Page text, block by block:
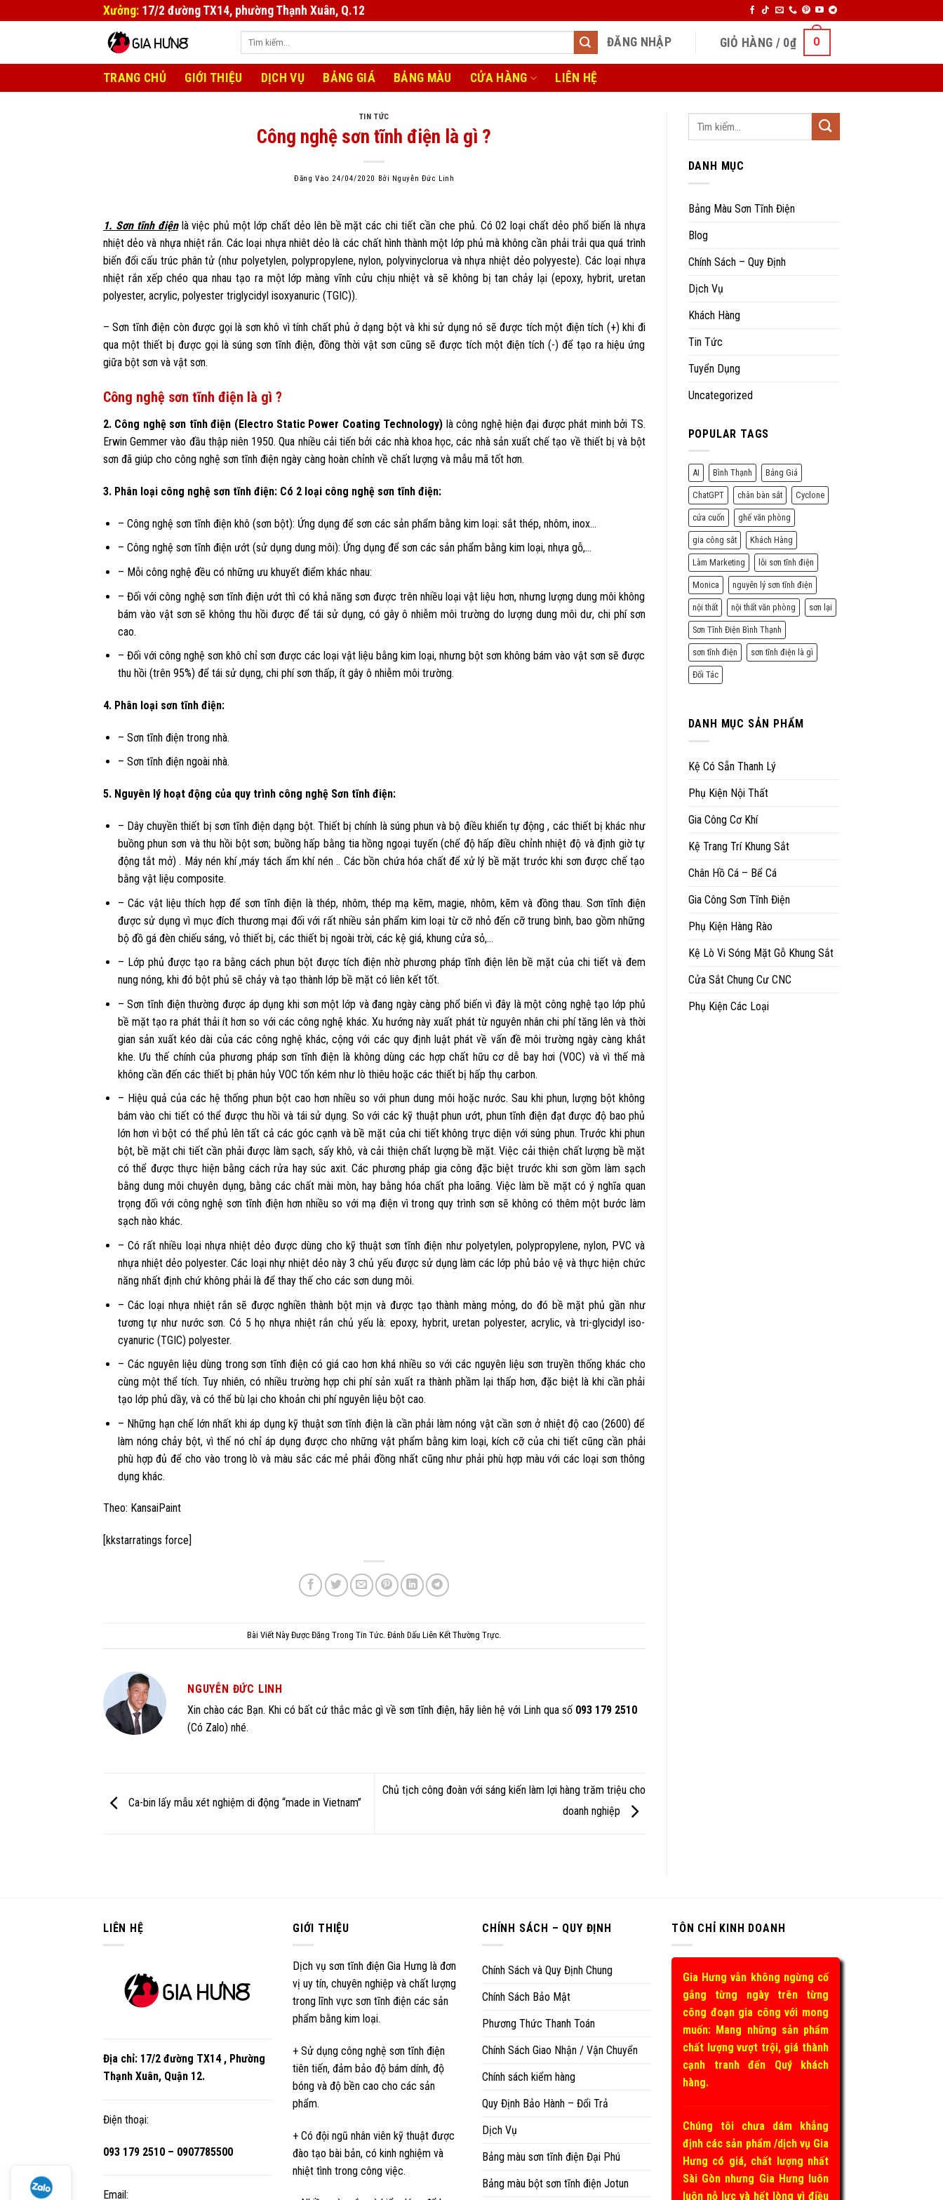
qua
dung
Xưởng: 17/2 đường TX14, phường Thạnh Xuân, Q.12
Tìm
ĐĂNG NHẬP GIỎ HÀNG / 0₫ 0
TRANG CHỦ GIỚI THIỆU DỊCH VỤ BẢNG GIÁ BẢNG MÀU CỬA HÀNG LIÊN HỆ
TIN TỨC
Công nghệ sơn tĩnh điện là gì ?
Đăng Vào 24/04/2020 Bởi Nguyễn Đức Linh
1. Sơn tĩnh điệnlà việc phủ một lớp chất dẻo lên bề mặt các chi tiết cần che phủ. Có 02 loại chất dẻo phổ biến là nhựa
nhiệt dẻo và nhựa nhiệt rắn. Các loại nhựa nhiêt dẻo là các chất hình thành một lớp phủ mà không cần phải trải qua quá trình
biến đổi cấu trúc phân tử (như polyetylen, polypropylene, nylon, polyvinyclorua và nhựa nhiệt dẻo polyyeste). Các loại nhựa
nhiệt rắn xếp chéo qua nhau tạo ra một lớp màng vĩnh cửu chịu nhiệt và sẽ không bị tan chảy lại (epoxy, hybrit, uretan
polyester, acrylic, polyester triglycidyl isoxyanuric (TGIC)).
– Sơn tĩnh điện còn được gọi là sơn khô vì tính chất phủ ở dạng bột và khi sử dụng nó sẽ được tích một điện tích (+) khi đi
qua một thiết bị được gọi là súng sơn tĩnh điện, đồng thời vật sơn cũng sẽ được tích một điện tích (-) để tạo ra hiệu ứng
giữa bột sơn và vật sơn.
Công nghệ sơn tĩnh điện là gì ?
2. Công nghệ sơn tĩnh điện (Electro Static Power Coating Technology) là công nghệ hiện đại được phát minh bởi TS.
Erwin Gemmer vào đầu thập niên 1950. Qua nhiều cải tiến bởi các nhà khoa học, các nhà sản xuất chế tạo về thiết bị và bột
sơn đã giúp cho công nghệ sơn tĩnh điện ngày càng hoàn chỉnh về chất lượng và mẫu mã tốt hơn.
3. Phân loại công nghệ sơn tĩnh điện: Có 2 loại công nghệ sơn tĩnh điện:
– Công nghệ sơn tĩnh điện khô (sơn bột): Ứng dụng để sơn các sản phẩm bằng kim loại: sắt thép, nhôm, inox…
– Công nghệ sơn tĩnh điện ướt (sử dụng dung môi): Ứng dụng để sơn các sản phẩm bằng kim loại, nhựa gỗ,…
– Mỗi công nghệ đều có những ưu khuyết điểm khác nhau:
– Đối với công nghệ sơn tĩnh điện ướt thì có khả năng sơn được trên nhiều loại vật liệu hơn, nhưng lượng dung môi không
bám vào vật sơn sẽ không thu hồi được để tái sử dụng, có gây ô nhiễm môi trường do lượng dung môi dư, chi phí sơn
cao.
– Đối với công nghệ sơn khô chỉ sơn được các loại vật liệu bằng kim loại, nhưng bột sơn không bám vào vật sơn sẽ được
thu hồi (trên 95%) để tái sử dụng, chi phí sơn thấp, ít gây ô nhiễm môi trường.
4. Phân loại sơn tĩnh điện:
– Sơn tĩnh điện trong nhà.
– Sơn tĩnh điện ngoài nhà.
5. Nguyên lý hoạt động của quy trình công nghệ Sơn tĩnh điện:
– Dây chuyền thiết bị sơn tĩnh điện dạng bột. Thiết bị chính là súng phun và bộ điều khiển tự động , các thiết bị khác như
buồng phun sơn và thu hồi bột sơn; buồng hấp bằng tia hồng ngoại tuyến (chế độ hấp điều chỉnh nhiệt độ và định giờ tự
động tắt mở) . Máy nén khí ,máy tách ẩm khí nén .. Các bồn chứa hóa chất để xử lý bề mặt trước khi sơn được chế tạo
bằng vật liệu composite.
– Các vật liệu thích hợp để sơn tĩnh điện là thép, nhôm, thép mạ kẽm, magie, nhôm, kẽm và đồng thau. Sơn tĩnh điện
được sử dụng vì mục đích thương mại đối với rất nhiều sản phẩm kim loại từ cỡ nhỏ đến cỡ trung bình, bao gồm những
bộ đồ gá đèn chiếu sáng, vỏ thiết bị, các thiết bị ngoài trời, các kệ giá, khung cửa sỏ,…
– Lớp phủ được tạo ra bằng cách phun bột được tích điện nhờ phương pháp tĩnh điện lên bề mặt của chi tiết và đem
nung nóng, khi đó bột phủ sẽ chảy và tạo thành lớp bề mặt có liên kết tốt.
– Sơn tĩnh điện thường được áp dụng khi sơn một lớp và đang ngày càng phổ biến vì đây là một công nghệ tạo lớp phủ
bề mặt tạo ra phát thải ít hơn so với các công nghệ khác. Xu hướng này xuất phát từ nguyên nhân chi phí tăng lên và thời
gian sản xuất kéo dài của các công nghệ khác, cộng với các quy định luật phát về vấn đề môi trường ngày càng khắt
khe. Ưu thế chính của phương pháp sơn tĩnh điện là không dùng các hợp chất hữu cơ dễ bay hơi (VOC) và vì thế mà
không cần đến các thiết bị phân hủy VOC tốn kém như lò thiêu hoặc các thiết bị hấp thụ carbon.
– Hiệu quả của các hệ thống phun bột cao hơn nhiều so với phun dung môi hoặc nước. Sau khi phun, lượng bột không
bám vào chi tiết có thể được thu hồi và tái sử dụng. So với các kỹ thuật phun ướt, phun tĩnh điện đạt được độ bao phủ
lớn hơn vì bột có thể phủ lên tất cả các góc cạnh và bề mặt của chi tiết không trực diện với súng phun. Trước khi phun
bột, bề mặt chi tiết cần phải được làm sạch, sấy khô, và cải thiện chất lượng bề mặt. Việc cải thiện chất lượng bề mặt
có thể được thực hiện bằng cách rửa hay súc axit. Các phương pháp gia công đặc biệt trước khi sơn gồm làm sạch
bằng dung môi chuyên dụng, bằng các chất mài mòn, hay bằng hóa chất pha loãng. Việc làm bề mặt có ý nghĩa quan
trọng đối với công nghệ sơn tĩnh điện hơn nhiều so với mạ điện vì trong quy trình sơn sẽ không có thêm một bước làm
sạch nào khác.
– Có rất nhiều loại nhựa nhiệt dẻo được dùng cho kỹ thuật sơn tĩnh điện như polyetylen, polypropylene, nylon, PVC và
nhựa nhiệt dẻo polyester. Các loại nhự nhiệt dẻo này 3 chủ yếu được sử dụng làm các lớp phủ bảo vệ và thực hiện chức
năng nhất định chứ không phải là để thay thế cho các sơn dung môi.
– Các loại nhựa nhiệt rắn sẽ được nghiền thành bột mịn và được tạo thành màng mỏng, do đó bề mặt phủ gần như
tương tự như nước sơn. Có 5 họ nhựa nhiệt rắn chủ yếu là: epoxy, hybrit, uretan polyester, acrylic, và tri-glycidyl iso-
cyanuric (TGIC) polyester.
– Các nguyên liệu dùng trong sơn tĩnh điện có giá cao hơn khá nhiều so với các nguyên liệu sơn truyền thống khác cho
cùng một thể tích. Tuy nhiên, có nhiều trường hợp chi phí sản xuất ra thành phầm lại thấp hơn, đặc biệt là khi cần phải
tạo lớp phủ dầy, và có thể bù lại cho khoản chi phí nguyên liệu bột cao.
– Những hạn chế lớn nhất khi áp dụng kỹ thuật sơn tĩnh điện là cần phải làm nóng vật cần sơn ở nhiệt độ cao (2600) để
làm nóng chảy bột, vì thế nó chỉ áp dụng được cho những vật phẩm bằng kim loại, kích cỡ của chi tiết cũng cần phải
phù hợp đủ để cho vào trong lò và màu sắc các mẻ phải đồng nhất cũng như phải phù hợp màu với các loại sơn thông
dụng khác.
Theo: KansaiPaint
[kkstarratings force]
Bài Viết Này Được Đăng TrongTin Tức . Đánh DấuLiên Kết Thường Trực
NGUYỄN ĐỨC LINH
Xin chào các Bạn. Khi có bất cứ thắc mắc gì về sơn tĩnh điện, hãy liên hệ với Linh qua số 093 179 2510
(Có Zalo) nhé.
Ca-bin lấy mẫu xét nghiệm di động “made in Vietnam”
Chủ tịch công đoàn với sáng kiến làm lợi hàng trăm triệu cho
doanh nghiệp
DANH MỤC
Bảng Màu Sơn Tĩnh Điện
Blog
Chính Sách – Quy Định
Dịch Vụ
Khách Hàng
Tin Tức
Tuyển Dụng
Uncategorized
POPULAR TAGS
AI Bình Thạnh Bảng Giá
ChatGPT chân bàn sắt Cyclone
cửa cuốn ghế văn phòng
gia công sắt Khách Hàng
Làm Marketing lỗi sơn tĩnh điện
Monica nguyên lý sơn tĩnh điện
nội thất nội thất văn phòng sơn lại
Sơn Tĩnh Điện Bình Thạnh
sơn tĩnh điện sơn tĩnh điện là gì
Đối Tác
DANH MỤC SẢN PHẨM
Kệ Có Sẵn Thanh Lý
Phụ Kiện Nội Thất
Gia Công Cơ Khí
Kệ Trang Trí Khung Sắt
Chân Hồ Cá – Bể Cá
Gia Công Sơn Tĩnh Điện
Phụ Kiện Hàng Rào
Kệ Lò Vi Sóng Mặt Gỗ Khung Sắt
Cửa Sắt Chung Cư CNC
Phụ Kiện Các Loại
LIÊN HỆ
Địa chỉ: 17/2 đường TX14 , Phường
Thạnh Xuân, Quận 12.
Điện thoại:
093 179 2510 – 0907785500
Email:
GIỚI THIỆU
Dịch vụ sơn tĩnh điện Gia Hưng là đơn
vị uy tín, chuyên nghiệp và chất lượng
trong lĩnh vực sơn tĩnh điện các sản
phẩm bằng kim loại.
+ Sử dụng công nghệ sơn tĩnh điện
tiên tiến, đảm bảo độ bám dính, độ
bóng và độ bền cao cho các sản
phẩm.
+ Có đội ngũ nhân viên kỹ thuật được
đào tạo bài bản, có kinh nghiệm và
nhiệt tình trong công việc.
CHÍNH SÁCH – QUY ĐỊNH
Chính Sách và Quy Định Chung
Chính Sách Bảo Mật
Phương Thức Thanh Toán
Chính Sách Giao Nhận / Vận Chuyển
Chính sách kiểm hàng
Quy Định Bảo Hành – Đổi Trả
Dịch Vụ
Bảng màu sơn tĩnh điện Đại Phú
Bảng màu bột sơn tĩnh điện Jotun
TÔN CHỈ KINH DOANH
Gia Hưng vẫn không ngừng cố
gắng từng ngày trên từng
công đoạn gia công với mong
muốn: Mang những sản phẩm
chất lượng vượt trội, giá thành
cạnh tranh đến Quý khách
hàng.
Chúng tôi chưa dám khẳng
định các sản phẩm /dịch vụ Gia
Hưng có giá, chất lượng nhất
Sài Gòn nhưng Gia Hưng luôn
luôn nỗ lực và hết lòng vì điều